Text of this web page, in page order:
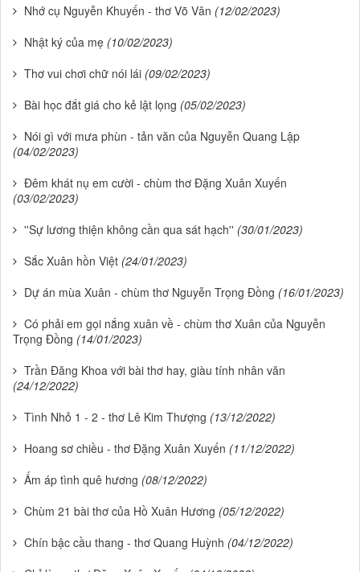
Nhớ cụ Nguyễn Khuyến - thơ Võ Vân (12/02/2023)
Nhật ký của mẹ (10/02/2023)
Thơ vui chơi chữ nói lái (09/02/2023)
Bài học đắt giá cho kẻ lật lọng (05/02/2023)
Nói gì với mưa phùn - tản văn của Nguyễn Quang Lập
(04/02/2023)
Đêm khát nụ em cười - chùm thơ Đặng Xuân Xuyến
(03/02/2023)
''Sự lương thiện không cần qua sát hạch'' (30/01/2023)
Sắc Xuân hồn Việt (24/01/2023)
Dự án mùa Xuân - chùm thơ Nguyễn Trọng Đồng (16/01/2023)
Có phải em gọi nắng xuân về - chùm thơ Xuân của Nguyễn
Trọng Đồng (14/01/2023)
Trần Đăng Khoa với bài thơ hay, giàu tính nhân văn
(24/12/2022)
Tình Nhỏ 1 - 2 - thơ Lê Kim Thượng (13/12/2022)
Hoang sơ chiều - thơ Đặng Xuân Xuyến (11/12/2022)
Ấm áp tình quê hương (08/12/2022)
Chùm 21 bài thơ của Hồ Xuân Hương (05/12/2022)
Chín bậc cầu thang - thơ Quang Huỳnh (04/12/2022)